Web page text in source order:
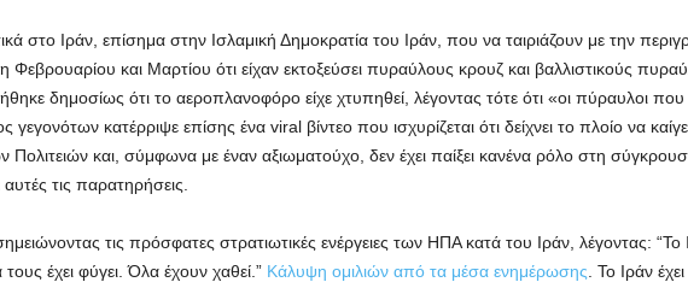
στο Ιράν, επίσημα στην Ισλαμική Δημοκρατία του Ιράν, που να ταιριάζουν με την
Φεβρουαρίου και Μαρτίου ότι είχαν εκτοξεύσει πυραύλους κρουζ και βαλλιστικούς
δημοσίως ότι το αεροπλανοφόρο είχε χτυπηθεί, λέγοντας τότε ότι «οι πύραυλοι που
κατέρριψε επίσης ένα viral βίντεο που ισχυρίζεται ότι δείχνει το πλοίο να
και, σύμφωνα με έναν αξιωματούχο, δεν έχει παίξει κανένα ρόλο στη
τις παρατηρήσεις.
τις πρόσφατες στρατιωτικές ενέργειες των ΗΠΑ κατά του Ιράν, λέγοντας: “Το
έχει φύγει. Όλα έχουν χαθεί.” Κάλυψη ομιλιών από τα μέσα ενημέρωσης . Το Ιράν